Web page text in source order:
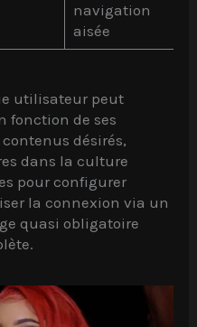
navigation
aisée
utilisateur peut
fonction de ses
désirés,
dans la culture
pour configurer
la connexion via un
quasi obligatoire